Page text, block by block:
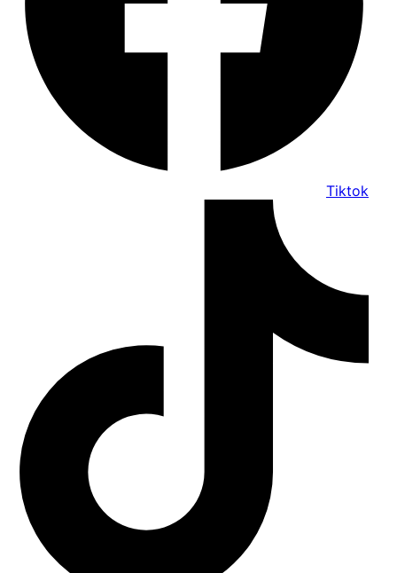
Tiktok